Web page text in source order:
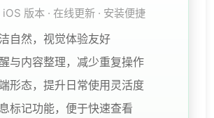
版本 · 在线更新 · 安装便捷
自然，视觉体验友好
与内容整理，减少重复操作
形态，提升日常使用灵活度
标记功能，便于快速查看